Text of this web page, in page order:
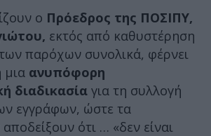
ο Πρόεδρος της ΠΟΣΙΠΥ,
εκτός από καθυστέρηση
παρόχων συνολικά, φέρνει
μια ανυπόφορη
διαδικασία για τη συλλογή
εγγράφων, ώστε τα
ότι … «δεν είναι